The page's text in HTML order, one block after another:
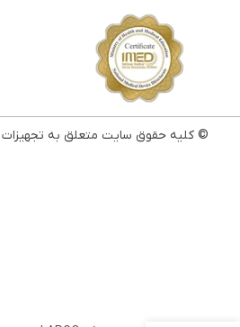
© کلیه حقوق سایت متعلق به